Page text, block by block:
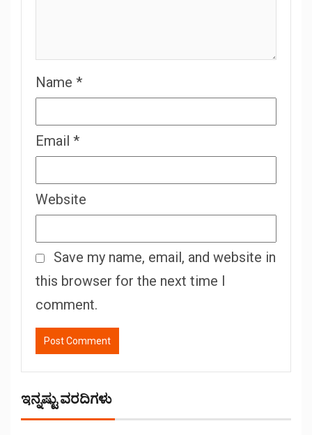
Name *
Email *
Website
Save my name, email, and website in
this browser for the next time I
comment.
ಇನ್ನಷ್ಟು ವರದಿಗಳು